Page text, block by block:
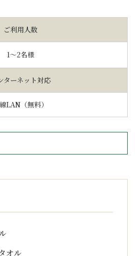
ご利用人数
1〜2名様
ターネット対応
LAN（無料）
オル